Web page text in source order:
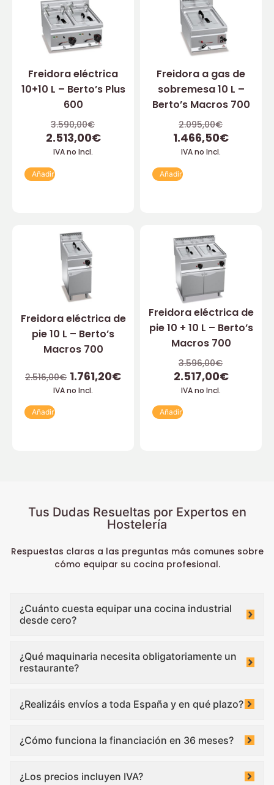
Freidora eléctrica
10+10 L – Berto’s Plus
600
3.590,00€
2.513,00€
IVA no Incl.
Añadir
Freidora a gas de
sobremesa 10 L –
Berto’s Macros 700
2.095,00€
1.466,50€
IVA no Incl.
Añadir
Freidora eléctrica de
pie 10 L – Berto’s
Macros 700
2.516,00€ 1.761,20€
IVA no Incl.
Añadir
Freidora eléctrica de
pie 10 + 10 L – Berto’s
Macros 700
3.596,00€
2.517,00€
IVA no Incl.
Añadir
Tus Dudas Resueltas por Expertos en
Hostelería
Respuestas claras a las preguntas más comunes sobre
cómo equipar su cocina profesional.
¿Cuánto cuesta equipar una cocina industrial
desde cero?
¿Qué maquinaria necesita obligatoriamente un
restaurante?
¿Realizáis envíos a toda España y en qué plazo?
¿Cómo funciona la financiación en 36 meses?
¿Los precios incluyen IVA?